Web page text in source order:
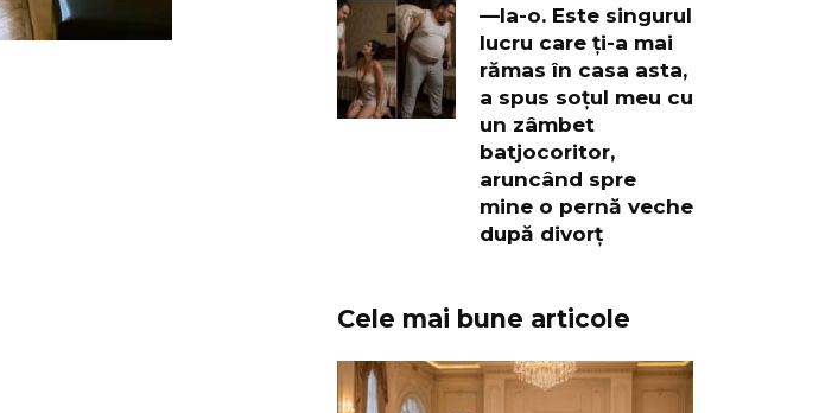
—Ia-o. Este singurul
lucru care ți-a mai
rămas în casa asta,
a spus soțul meu cu
un zâmbet
batjocoritor,
aruncând spre
mine o pernă veche
după divorț
Cele mai bune articole